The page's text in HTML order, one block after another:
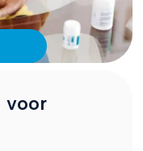
voor